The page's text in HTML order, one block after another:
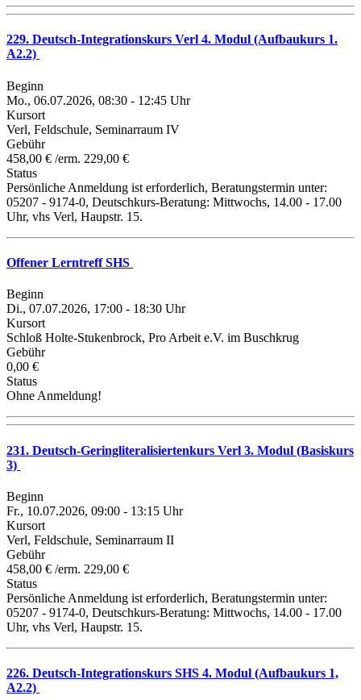
229. Deutsch-Integrationskurs Verl 4. Modul (Aufbaukurs 1.
A2.2)
Beginn
Mo., 06.07.2026, 08:30 - 12:45 Uhr
Kursort
Verl, Feldschule, Seminarraum IV
Gebühr
458,00 € /erm. 229,00 €
Status
Persönliche Anmeldung ist erforderlich, Beratungstermin unter:
05207 - 9174-0, Deutschkurs-Beratung: Mittwochs, 14.00 - 17.00
Uhr, vhs Verl, Haupstr. 15.
Offener Lerntreff SHS
Beginn
Di., 07.07.2026, 17:00 - 18:30 Uhr
Kursort
Schloß Holte-Stukenbrock, Pro Arbeit e.V. im Buschkrug
Gebühr
0,00 €
Status
Ohne Anmeldung!
231. Deutsch-Geringliteralisiertenkurs Verl 3. Modul (Basiskurs
3)
Beginn
Fr., 10.07.2026, 09:00 - 13:15 Uhr
Kursort
Verl, Feldschule, Seminarraum II
Gebühr
458,00 € /erm. 229,00 €
Status
Persönliche Anmeldung ist erforderlich, Beratungstermin unter:
05207 - 9174-0, Deutschkurs-Beratung: Mittwochs, 14.00 - 17.00
Uhr, vhs Verl, Haupstr. 15.
226. Deutsch-Integrationskurs SHS 4. Modul (Aufbaukurs 1,
A2.2)